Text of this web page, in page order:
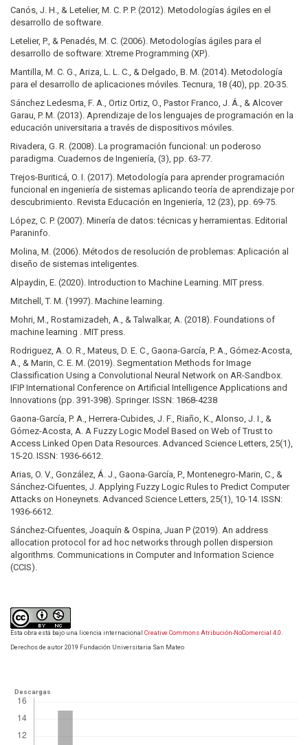
Canós, J. H., & Letelier, M. C. P. P. (2012). Metodologías ágiles en el
desarrollo de software.
Letelier, P., & Penadés, M. C. (2006). Metodologías ágiles para el
desarrollo de software: Xtreme Programming (XP).
Mantilla, M. C. G., Ariza, L. L. C., & Delgado, B. M. (2014). Metodología
para el desarrollo de aplicaciones móviles. Tecnura, 18 (40), pp. 20-35.
Sánchez Ledesma, F. A., Ortiz Ortiz, O., Pastor Franco, J. Á., & Alcover
Garau, P. M. (2013). Aprendizaje de los lenguajes de programación en la
educación universitaria a través de dispositivos móviles.
Rivadera, G. R. (2008). La programación funcional: un poderoso
paradigma. Cuadernos de Ingeniería, (3), pp. 63-77.
Trejos-Buriticá, O. I. (2017). Metodología para aprender programación
funcional en ingeniería de sistemas aplicando teoría de aprendizaje por
descubrimiento. Revista Educación en Ingeniería, 12 (23), pp. 69-75.
López, C. P. (2007). Minería de datos: técnicas y herramientas. Editorial
Paraninfo.
Molina, M. (2006). Métodos de resolución de problemas: Aplicación al
diseño de sistemas inteligentes.
Alpaydin, E. (2020). Introduction to Machine Learning. MIT press.
Mitchell, T. M. (1997). Machine learning.
Mohri, M., Rostamizadeh, A., & Talwalkar, A. (2018). Foundations of
machine learning . MIT press.
Rodriguez, A. O. R., Mateus, D. E. C., Gaona-García, P. A., Gómez-Acosta,
A., & Marin, C. E. M. (2019). Segmentation Methods for Image
Classification Using a Convolutional Neural Network on AR-Sandbox.
IFIP International Conference on Artificial Intelligence Applications and
Innovations (pp. 391-398). Springer. ISSN: 1868-4238
Gaona-García, P. A., Herrera-Cubides, J. F., Riaño, K., Alonso, J. I., &
Gómez-Acosta, A. A Fuzzy Logic Model Based on Web of Trust to
Access Linked Open Data Resources. Advanced Science Letters, 25(1),
15-20. ISSN: 1936-6612.
Arias, O. V., González, Á. J., Gaona-García, P., Montenegro-Marin, C., &
Sánchez-Cifuentes, J. Applying Fuzzy Logic Rules to Predict Computer
Attacks on Honeynets. Advanced Science Letters, 25(1), 10-14. ISSN:
1936-6612.
Sánchez-Cifuentes, Joaquín & Ospina, Juan P (2019). An address
allocation protocol for ad hoc networks through pollen dispersion
algorithms. Communications in Computer and Information Science
(CCIS).
Esta obra está bajo una licencia internacional Creative Commons Atribución-NoComercial 4.0.
Derechos de autor 2019 Fundación Universitaria San Mateo
Descargas